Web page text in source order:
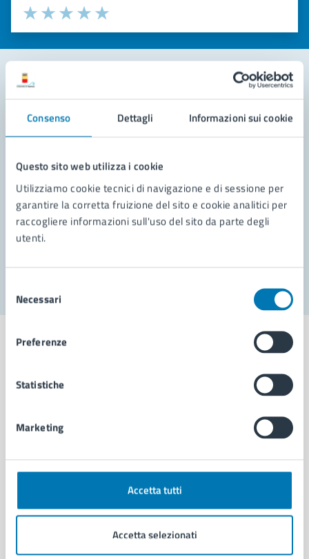
Consenso Dettagli Informazioni sui cookie
Questo sito web utilizza i cookie
Utilizziamo cookie tecnici di navigazione e di sessione per
garantire la corretta fruizione del sito e cookie analitici per
raccogliere informazioni sull'uso del sito da parte degli
utenti.
delNecessari
Preferenze
Statistiche
Marketing
Accetta tutti
Accetta selezionati
Valuta la chiarezza delle informazioni (da 1 a 5 stelle)
Seleziona il numero di stelle per valutare la chiarezza delle
Valuta 5 stelle su 5
Valuta 4 stelle su 5
Valuta 3 stelle su 5
Valuta 2 stelle su 5
Valuta 1 stelle su 5
Leggi le domande frequenti
Richiedi assistenza
Prenota appuntamento
Problemi in città
Comune di Napoli
AMMINISTRAZIONE
Organi di governo
Enti e fondazioni
Personale amministrativo